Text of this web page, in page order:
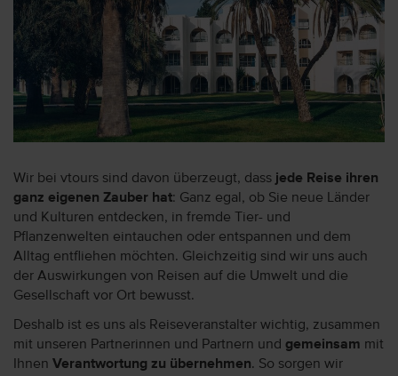
Wir bei vtours sind davon überzeugt, dass jede Reise ihren
ganz eigenen Zauber hat: Ganz egal, ob Sie neue Länder
und Kulturen entdecken, in fremde Tier- und
Pflanzenwelten eintauchen oder entspannen und dem
Alltag entfliehen möchten. Gleichzeitig sind wir uns auch
der Auswirkungen von Reisen auf die Umwelt und die
Gesellschaft vor Ort bewusst.
Deshalb ist es uns als Reiseveranstalter wichtig, zusammen
mit unseren Partnerinnen und Partnern und gemeinsam mit
Ihnen Verantwortung zu übernehmen. So sorgen wir